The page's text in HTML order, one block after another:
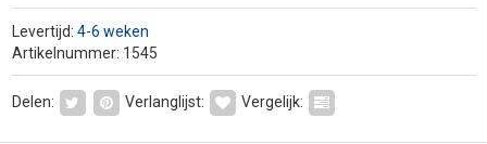
Levertijd: 4-6 weken
Artikelnummer: 1545
Delen: Verlanglijst: Vergelijk: